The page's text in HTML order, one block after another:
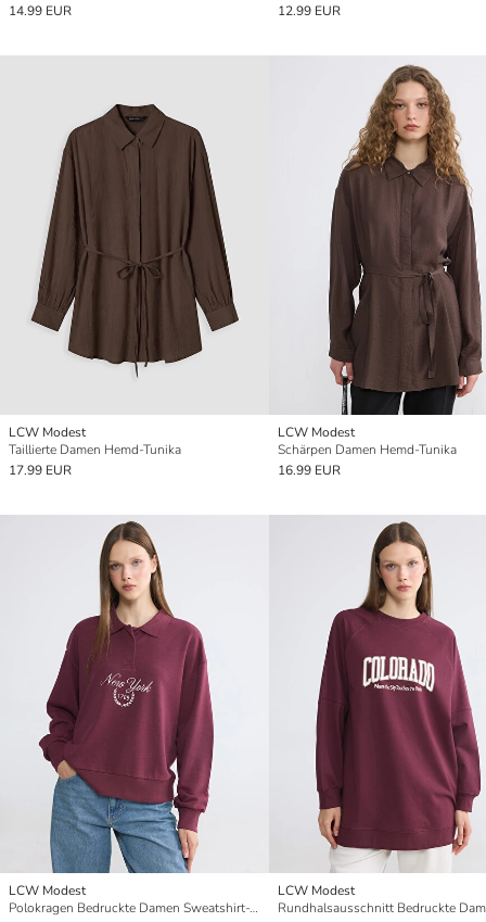
14.99 EUR
12.99 EUR
LCW Modest
Taillierte Damen Hemd-Tunika
17.99 EUR
LCW Modest
Schärpen Damen Hemd-Tunika
16.99 EUR
LCW Modest
Polokragen Bedruckte Damen Sweatshirt-Tunika
LCW Modest